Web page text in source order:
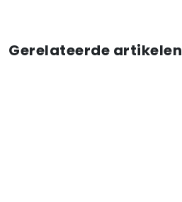
Gerelateerde artikelen